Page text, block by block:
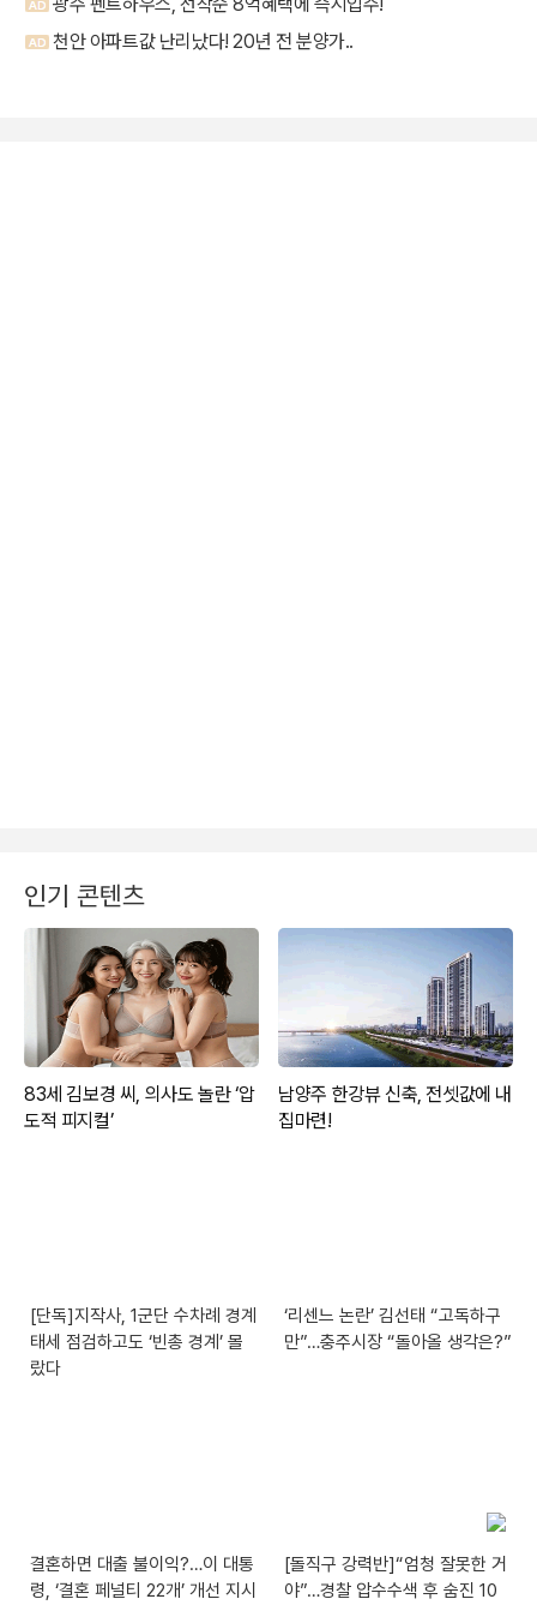
인기 콘텐츠
[단독]지작사, 1군단 수차례 경계
태세 점검하고도 ‘빈총 경계’ 몰
랐다
‘리센느 논란’ 김선태 “고독하구
만”…충주시장 “돌아올 생각은?”
결혼하면 대출 불이익?…이 대통
령, ‘결혼 페널티 22개’ 개선 지시
[돌직구 강력반]“엄청 잘못한 거
야”…경찰 압수수색 후 숨진 10